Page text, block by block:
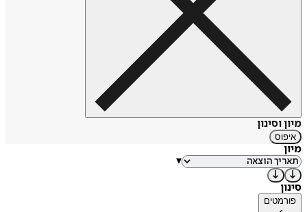
מיון וסינון
איפוס
מיון
▾
סינון
פורמטים